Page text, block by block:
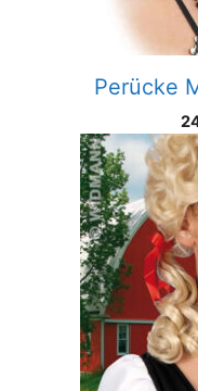
Perücke